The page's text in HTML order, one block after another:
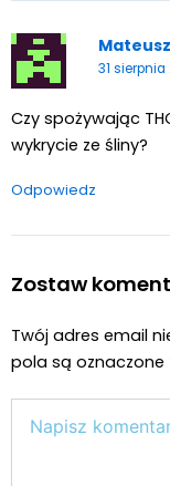
Mateusz
31 sierpnia
Czy spożywając
wykrycie ze śliny?
Odpowiedz
Zostaw
Twój adres email
pola są oznaczone
tutaj..